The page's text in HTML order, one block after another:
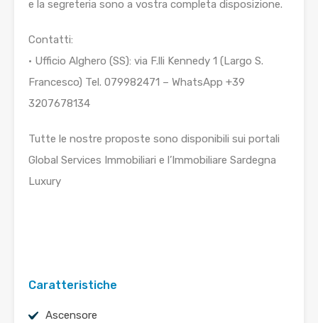
e la segreteria sono a vostra completa disposizione.
Contatti:
• Ufficio Alghero (SS): via F.lli Kennedy 1 (Largo S.
Francesco) Tel. 079982471 – WhatsApp ‪+39
3207678134‬
Tutte le nostre proposte sono disponibili sui portali
Global Services Immobiliari e l’Immobiliare Sardegna
Luxury
Caratteristiche
Ascensore